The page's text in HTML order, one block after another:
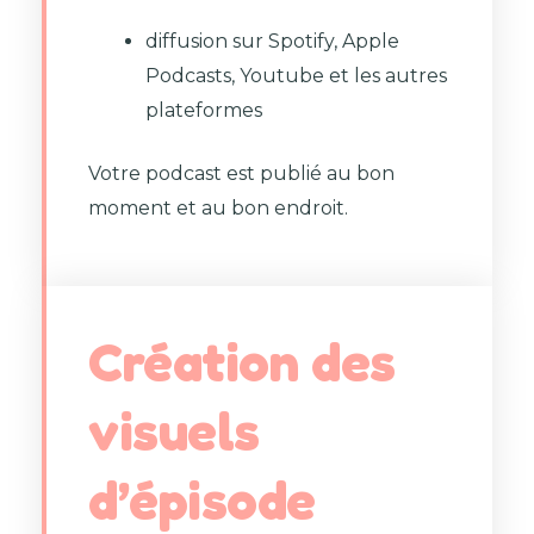
diffusion sur Spotify, Apple
Podcasts, Youtube et les autres
plateformes
Votre podcast est publié au bon
moment et au bon endroit.
Création des
visuels
d’épisode